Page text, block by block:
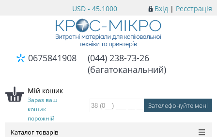
Вхід | Реєстрація
USD - 45.1000
0675841908
(044) 238-73-26
(багатоканальний)
Мій кошик
Зараз ваш
кошик
порожній
Каталог товарів